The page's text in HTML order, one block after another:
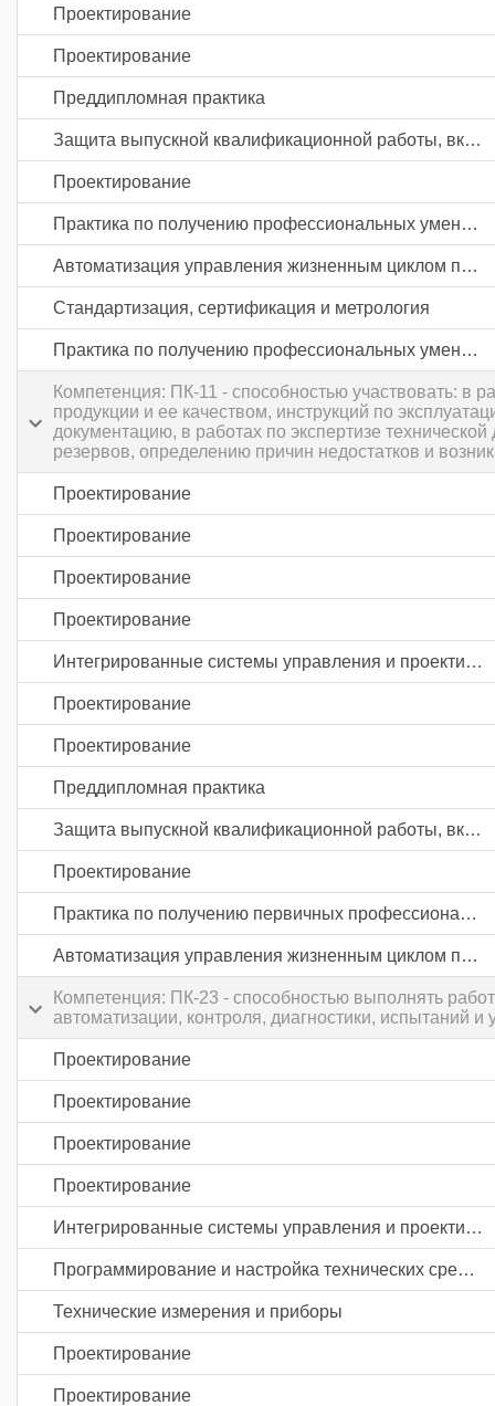
Проектирование
Проектирование
Преддипломная практика
Защита выпускной квалификационной работы, включая подготовку к процедуре защиты и процедуру защиты
Проектирование
Практика по получению профессиональных умений и опыта профессиональной деятельности
Автоматизация управления жизненным циклом продукции в промышленности
Стандартизация, сертификация и метрология
Практика по получению профессиональных умений и опыта профессиональной деятельности
Компетенция: ПК-11 - способностью участвовать: в
продукции и ее качеством, инструкций по
документацию, в работах по экспертизе
резервов, определению причин недостатков и
Проектирование
Проектирование
Проектирование
Проектирование
Интегрированные системы управления и проектирования
Проектирование
Проектирование
Преддипломная практика
Защита выпускной квалификационной работы, включая подготовку к процедуре защиты и процедуру защиты
Проектирование
Практика по получению первичных профессиональных умений и навыков, в том числе первичных умений и навыков научно-исследовательской деятельности
Автоматизация управления жизненным циклом продукции в промышленности
Компетенция: ПК-23 - способностью выполнять
автоматизации, контроля, диагностики, испытаний
Проектирование
Проектирование
Проектирование
Проектирование
Интегрированные системы управления и проектирования
Программирование и настройка технических средств автоматизации и управления
Технические измерения и приборы
Проектирование
Проектирование